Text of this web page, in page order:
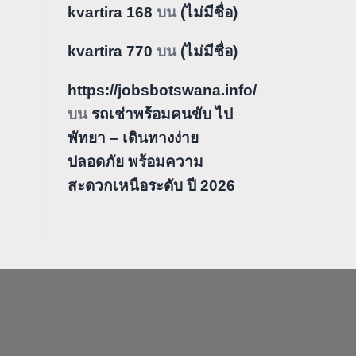
kvartira 168 บน (ไม่มีชื่อ)
kvartira 770 บน (ไม่มีชื่อ)
https://jobsbotswana.info/
บน รถเช่าพร้อมคนขับ ไป
พัทยา – เดินทางง่าย
ปลอดภัย พร้อมความ
สะดวกเหนือระดับ ปี 2026